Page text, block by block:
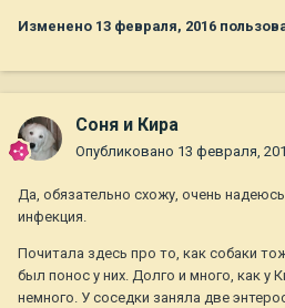
Изменено 13 февраля, 2016
Соня и Кира
Опубликовано 13 февраля,
Да, обязательно схожу, очень
инфекция.
Почитала здесь про то, как собаки
был понос у них. Долго и много, как у
немного. У соседки заняла две